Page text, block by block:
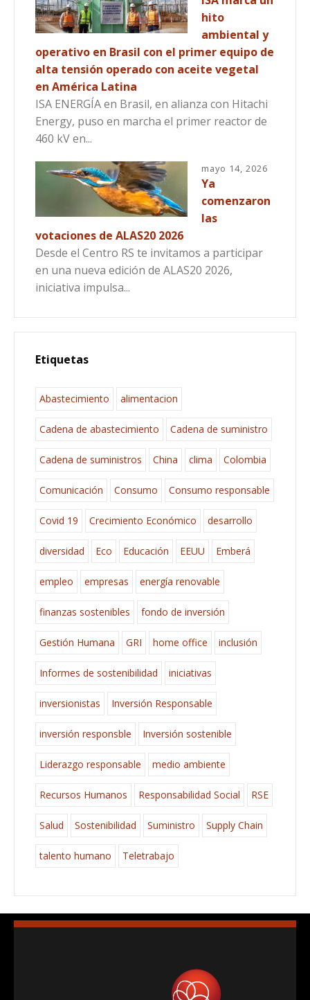
hito
ambiental y
operativo en Brasil con el primer equipo de
alta tensión operado con aceite vegetal
en América Latina
ISA ENERGÍA en Brasil, en alianza con Hitachi
Energy, puso en marcha el primer reactor de
460 kV en...
mayo 14, 2026
Ya
comenzaron
las
votaciones de ALAS20 2026
Desde el Centro RS te invitamos a participar
en una nueva edición de ALAS20 2026,
iniciativa impulsa...
Etiquetas
Abastecimiento alimentacion
Cadena de abastecimiento Cadena de suministro
Cadena de suministros China clima Colombia
Comunicación Consumo Consumo responsable
Covid 19 Crecimiento Económico desarrollo
diversidad Eco Educación EEUU Emberá
empleo empresas energía renovable
finanzas sostenibles fondo de inversión
Gestión Humana GRI home office inclusión
Informes de sostenibilidad iniciativas
inversionistas Inversión Responsable
inversión responsble Inversión sostenible
Liderazgo responsable medio ambiente
Recursos Humanos Responsabilidad Social RSE
Salud Sostenibilidad Suministro Supply Chain
talento humano Teletrabajo